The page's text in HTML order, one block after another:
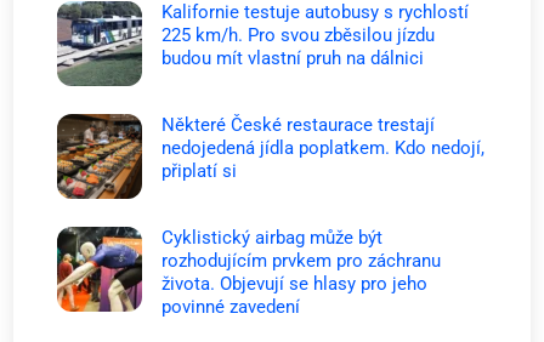
Kalifornie testuje autobusy s rychlostí
225 km/h. Pro svou zběsilou jízdu
budou mít vlastní pruh na dálnici
Některé České restaurace trestají
nedojedená jídla poplatkem. Kdo nedojí,
připlatí si
Cyklistický airbag může být
rozhodujícím prvkem pro záchranu
života. Objevují se hlasy pro jeho
povinné zavedení